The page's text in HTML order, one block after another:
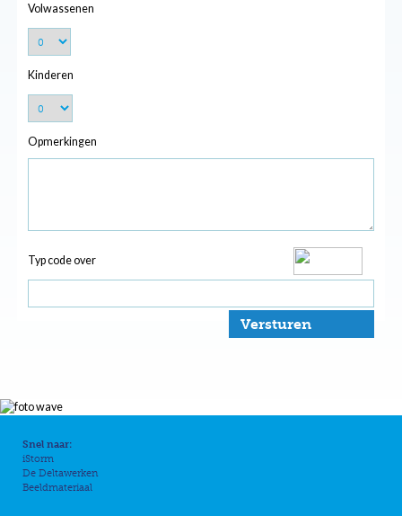
Volwassenen
Kinderen
Opmerkingen
Typ code over
Versturen
Snel naar:
iStorm
De Deltawerken
Beeldmateriaal